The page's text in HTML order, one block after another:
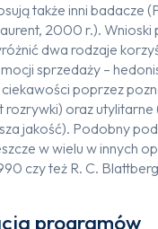
także inni badacze
2000 r.). Wnioski
dwa rodzaje
sprzedaży –
poprzez
rozrywki) oraz utylitarne
jakość). Podobny
w wielu w innych
czy też R. C.
programów